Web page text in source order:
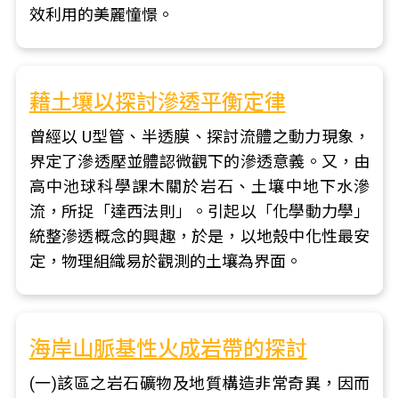
效利用的美麗憧憬。
藉土壤以探討滲透平衡定律
曾經以 U型管、半透膜、探討流體之動力現象，
界定了滲透壓並體認微觀下的滲透意義。又，由
高中池球科學課木關於岩石、土壤中地下水滲
流，所捉「達西法則」。引起以「化學動力學」
統整滲透概念的興趣，於是，以地殼中化性最安
定，物理組織易於觀測的土壤為界面。
海岸山脈基性火成岩帶的探討
(一)該區之岩石礦物及地質構造非常奇異，因而